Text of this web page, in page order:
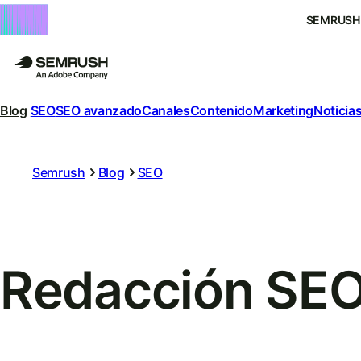
Blog SEOSEO avanzadoCanalesContenidoMarketing
Semrush Blog SEO
Redacción